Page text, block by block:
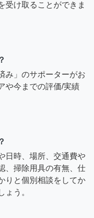
受け取ることができま
み」のサポーターがお
や今までの評価/実績
日時、場所、交通費や
、掃除用具の有無、仕
りと個別相談をしてか
ょう。